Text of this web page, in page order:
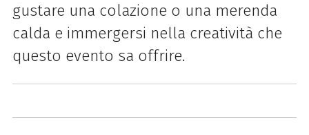
gustare una colazione o una merenda
calda e immergersi nella creatività che
questo evento sa offrire.